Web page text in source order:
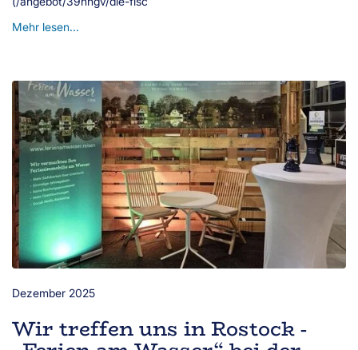
Mehr lesen...
Dezember 2025
Wir treffen uns in Rostock -